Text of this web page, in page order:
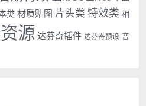
类 材质贴图 片头类 特效类 相
源 达芬奇插件 达芬奇预设 音